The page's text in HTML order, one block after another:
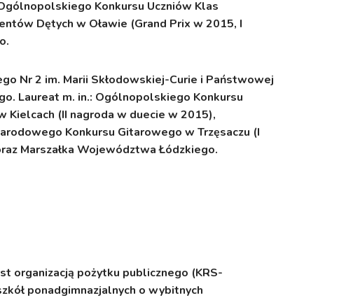
Konkursu Uczniów Klas
Dętych w Oławie (Grand Prix w 2015, I
Nr 2 im. Marii Skłodowskiej-Curie i Państwowej
Laureat m. in.: Ogólnopolskiego Konkursu
(II nagroda w duecie w 2015),
Konkursu Gitarowego w Trzęsaczu (I
Marszałka Województwa Łódzkiego.
organizacją pożytku publicznego (KRS-
ponadgimnazjalnych o wybitnych